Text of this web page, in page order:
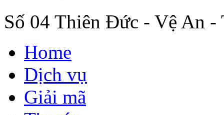
Số 04 Thiên Đức - Vệ An
Home
Dịch vụ
Giải mã